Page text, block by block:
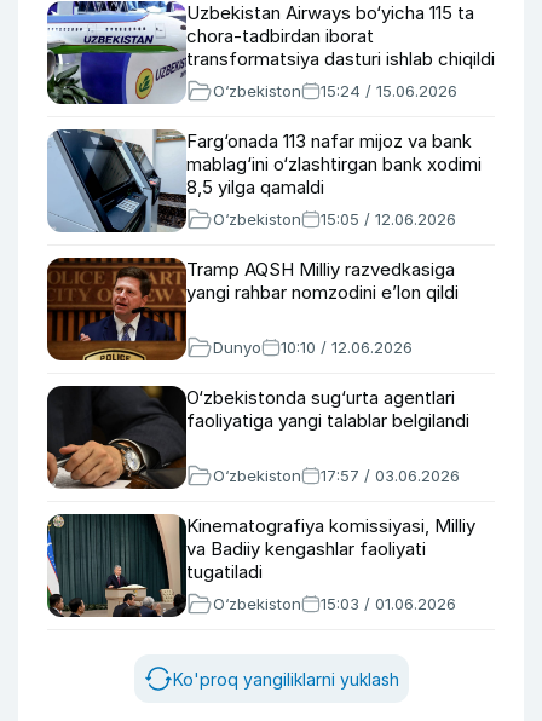
Uzbekistan Airways bo‘yicha 115 ta
chora-tadbirdan iborat
transformatsiya dasturi ishlab chiqildi
O‘zbekiston 15:24 / 15.06.2026
Farg‘onada 113 nafar mijoz va bank
mablag‘ini o‘zlashtirgan bank xodimi
8,5 yilga qamaldi
O‘zbekiston 15:05 / 12.06.2026
Tramp AQSH Milliy razvedkasiga
yangi rahbar nomzodini e’lon qildi
Dunyo 10:10 / 12.06.2026
O‘zbekistonda sug‘urta agentlari
faoliyatiga yangi talablar belgilandi
O‘zbekiston 17:57 / 03.06.2026
Kinematografiya komissiyasi, Milliy
va Badiiy kengashlar faoliyati
tugatiladi
O‘zbekiston 15:03 / 01.06.2026
Ko'proq yangiliklarni yuklash